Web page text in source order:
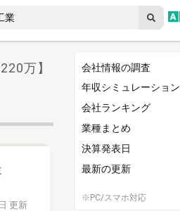
万】
更新
会社情報の調査
年収シミュレーション
会社ランキング
業種まとめ
決算発表日
最新の更新
※PC/スマホ対応